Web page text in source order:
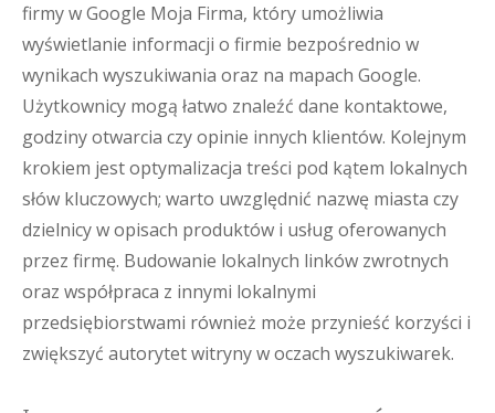
firmy w Google Moja Firma, który umożliwia
wyświetlanie informacji o firmie bezpośrednio w
wynikach wyszukiwania oraz na mapach Google.
Użytkownicy mogą łatwo znaleźć dane kontaktowe,
godziny otwarcia czy opinie innych klientów. Kolejnym
krokiem jest optymalizacja treści pod kątem lokalnych
słów kluczowych; warto uwzględnić nazwę miasta czy
dzielnicy w opisach produktów i usług oferowanych
przez firmę. Budowanie lokalnych linków zwrotnych
oraz współpraca z innymi lokalnymi
przedsiębiorstwami również może przynieść korzyści i
zwiększyć autorytet witryny w oczach wyszukiwarek.